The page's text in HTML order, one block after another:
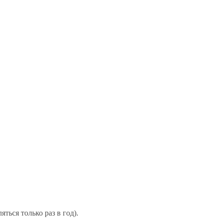
только раз в год).